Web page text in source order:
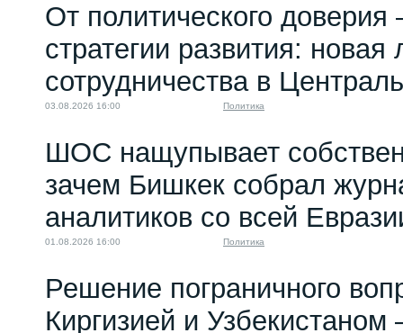
От политического
стратегии развития: новая
сотрудничества в
03.08.2026 16:00 Политика
ШОС нащупывает
зачем Бишкек собрал
аналитиков со всей
01.08.2026 16:00 Политика
Решение пограничного
Киргизией и Узбекистаном